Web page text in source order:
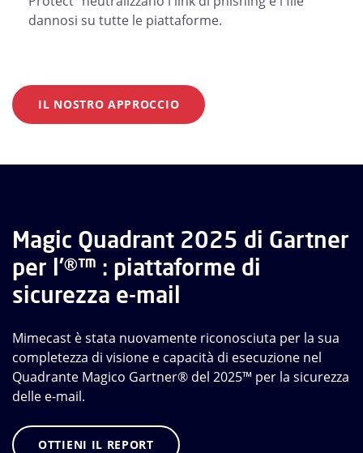
dannosi su tutte le piattaforme.
IL NOSTRO APPROCCIO
Magic Quadrant 2025 di Gartner
per l’®™ : piattaforme di
sicurezza e-mail
Mimecast è stata nuovamente riconosciuta per la sua
completezza di visione e capacità di esecuzione nel
Quadrante Magico Gartner® del 2025™ per la sicurezza
delle e-mail.
OTTIENI IL REPORT